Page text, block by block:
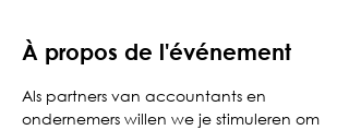
À propos de l'événement
Als partners van accountants en
ondernemers willen we je stimuleren om